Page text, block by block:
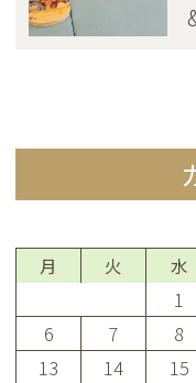
月 火 水
1
6
7 8
13
14 15